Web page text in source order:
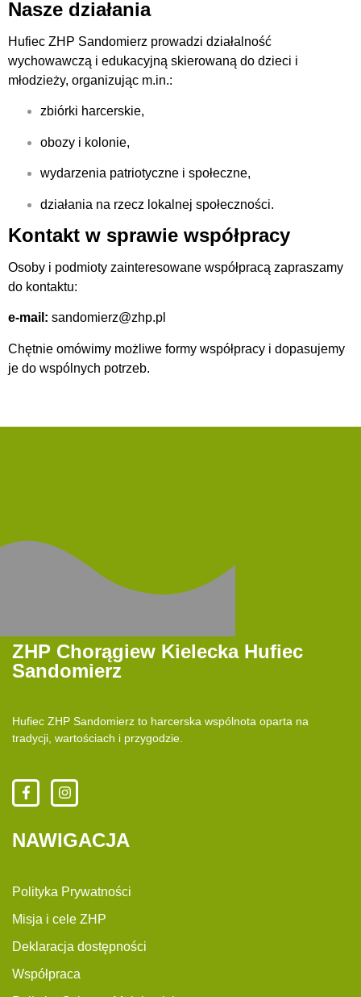
Nasze działania
Hufiec ZHP Sandomierz prowadzi działalność
wychowawczą i edukacyjną skierowaną do dzieci i
młodzieży, organizując m.in.:
zbiórki harcerskie,
obozy i kolonie,
wydarzenia patriotyczne i społeczne,
działania na rzecz lokalnej społeczności.
Kontakt w sprawie współpracy
Osoby i podmioty zainteresowane współpracą zapraszamy
do kontaktu:
e-mail: sandomierz@zhp.pl
Chętnie omówimy możliwe formy współpracy i dopasujemy
je do wspólnych potrzeb.
ZHP Chorągiew Kielecka Hufiec
Sandomierz
Hufiec ZHP Sandomierz to harcerska wspólnota oparta na
tradycji, wartościach i przygodzie.
NAWIGACJA
Polityka Prywatności
Misja i cele ZHP
Deklaracja dostępności
Współpraca